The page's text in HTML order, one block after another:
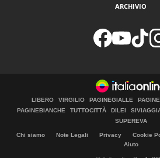
ARCHIVIO
LIBERO VIRGILIO PAGINEGIALLE
PAGINEBIANCHE
TUTTOCITTÀ DILEI
SUPEREVA
Chi siamo Note Legali Privacy Cookie
Aiuto